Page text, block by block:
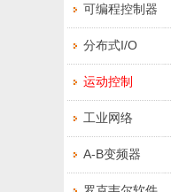
可编程控制器
分布式I/O
运动控制
工业网络
A-B变频器